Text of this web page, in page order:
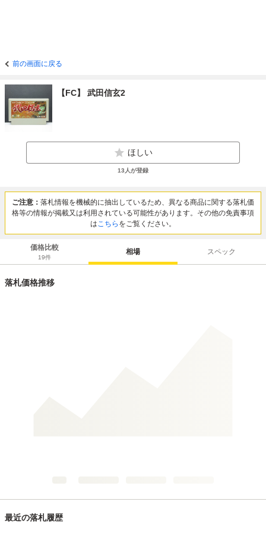
前の画面に戻る
【FC】 武田信玄2
ほしい
13 人が登録
ご注意： 落札情報を機械的に抽出しているため、異なる商品に関する落札価
格等の情報が掲載又は利用されている可能性があります。その他の免責事項
はこちら をご覧ください。
価格比較
19件
相場 スペック
落札価格推移
最近の落札履歴